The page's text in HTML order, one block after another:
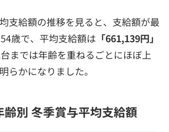
支給額の推移を見ると、支給額が最
歳で、平均支給額は 「661,139円」
までは年齢を重ねるごとにほぼ上
らかになりました。
別 冬季賞与平均支給額